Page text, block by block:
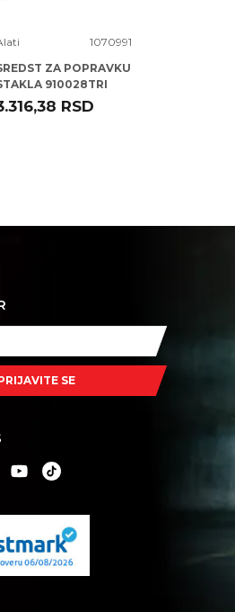
1070991
ZA POPRAVKU
910028TRI
RSD
SE